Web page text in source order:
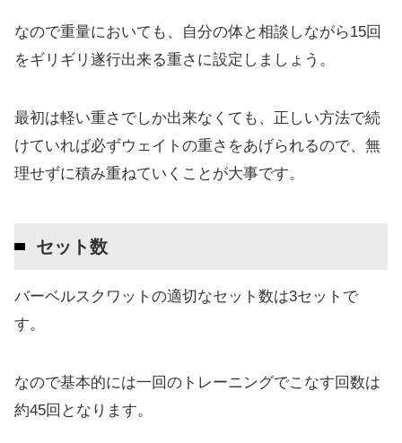
なので重量においても、自分の体と相談しながら15回
をギリギリ遂行出来る重さに設定しましょう。
最初は軽い重さでしか出来なくても、正しい方法で続
けていれば必ずウェイトの重さをあげられるので、無
理せずに積み重ねていくことが大事です。
セット数
バーベルスクワットの適切なセット数は3セットで
す。
なので基本的には一回のトレーニングでこなす回数は
約45回となります。